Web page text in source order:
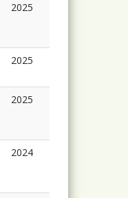
2025
2025
2025
2024